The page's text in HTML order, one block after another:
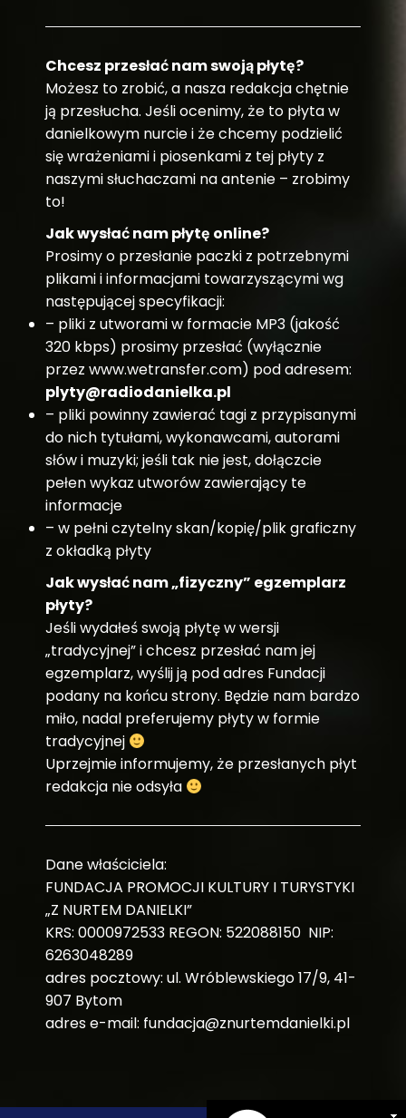
Chcesz przesłać nam swoją płytę?
Możesz to zrobić, a nasza redakcja chętnie
ją przesłucha. Jeśli ocenimy, że to płyta w
danielkowym nurcie i że chcemy podzielić
się wrażeniami i piosenkami z tej płyty z
naszymi słuchaczami na antenie – zrobimy
to!
Jak wysłać nam płytę online?
Prosimy o przesłanie paczki z potrzebnymi
plikami i informacjami towarzyszącymi wg
następującej specyfikacji:
– pliki z utworami w formacie MP3 (jakość
320 kbps) prosimy przesłać (wyłącznie
przez www.wetransfer.com) pod adresem:
plyty@radiodanielka.pl
– pliki powinny zawierać tagi z przypisanymi
do nich tytułami, wykonawcami, autorami
słów i muzyki; jeśli tak nie jest, dołączcie
pełen wykaz utworów zawierający te
informacje
– w pełni czytelny skan/kopię/plik graficzny
z okładką płyty
Jak wysłać nam „fizyczny” egzemplarz
płyty?
Jeśli wydałeś swoją płytę w wersji
„tradycyjnej” i chcesz przesłać nam jej
egzemplarz, wyślij ją pod adres Fundacji
podany na końcu strony. Będzie nam bardzo
miło, nadal preferujemy płyty w formie
tradycyjnej
Uprzejmie informujemy, że przesłanych płyt
redakcja nie odsyła
Dane właściciela:
FUNDACJA PROMOCJI KULTURY I TURYSTYKI
„Z NURTEM DANIELKI”
KRS: 0000972533 REGON: 522088150 NIP:
6263048289
adres pocztowy: ul. Wróblewskiego 17/9, 41-
907 Bytom
adres e-mail: fundacja@znurtemdanielki.pl